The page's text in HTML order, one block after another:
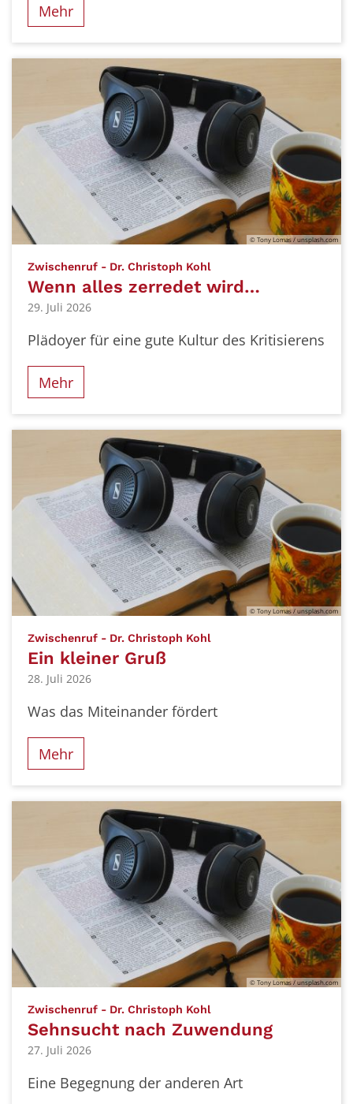
Mehr
© Tony Lomas / unsplash.com
Zwischenruf - Dr. Christoph Kohl
Wenn alles zerredet wird…
29. Juli 2026
Plädoyer für eine gute Kultur des Kritisierens
Mehr
© Tony Lomas / unsplash.com
Zwischenruf - Dr. Christoph Kohl
Ein kleiner Gruß
28. Juli 2026
Was das Miteinander fördert
Mehr
© Tony Lomas / unsplash.com
Zwischenruf - Dr. Christoph Kohl
Sehnsucht nach Zuwendung
27. Juli 2026
Eine Begegnung der anderen Art